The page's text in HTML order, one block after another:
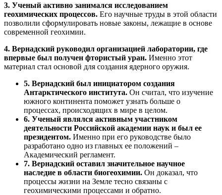
3. Ученый активно занимался исследованием
геохимических процессов. Его научные труды в этой области
позволили сформулировать новые законы, лежащие в основе
современной геохимии.
4. Вернадский руководил организацией лаборатории, где
впервые был получен фтористый уран. Именно этот
материал стал основой для создания ядерного оружия.
5. Вернадский был инициатором создания
Антарктического института. Он считал, что изучение
южного континента поможет узнать больше о
процессах, происходящих в мире в целом.
6. Ученый являлся активным участником
деятельности Российской академии наук и был ее
президентом. Именно при его руководстве было
разработано одно из главных ее положений –
Академический регламент.
7. Вернадский оставил значительное научное
наследие в области биогеохимии. Он доказал, что
процессы жизни на Земле тесно связаны с
геохимическими процессами и обратно.